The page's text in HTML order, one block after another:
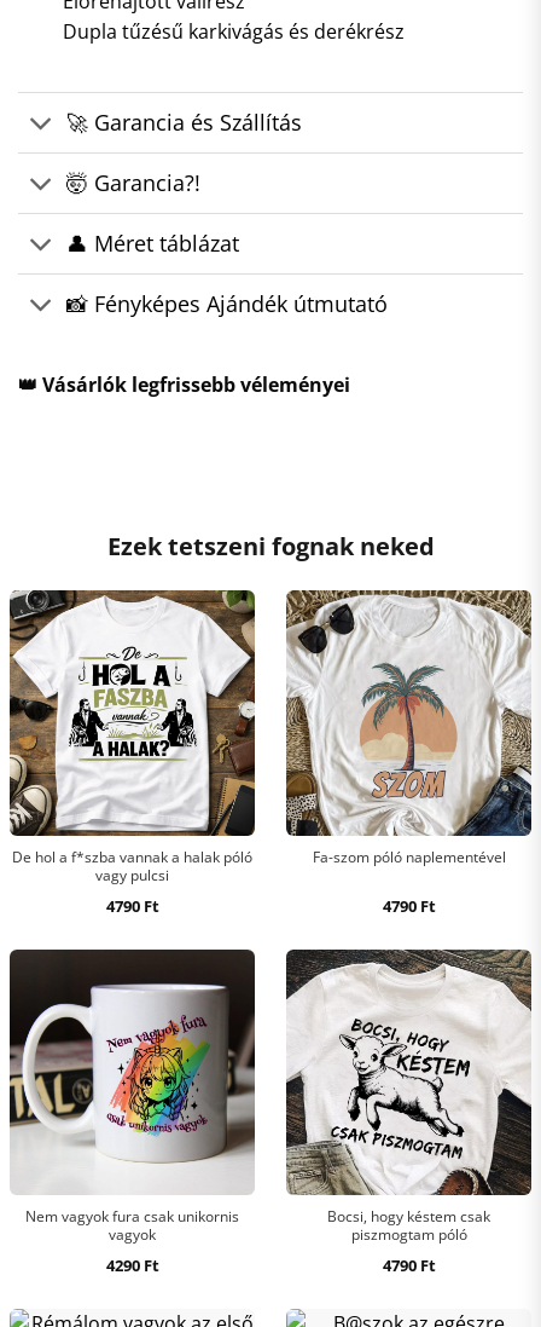
Dupla tűzésű karkivágás és derékrész
🚀 Garancia és Szállítás
🤯 Garancia?!
👤 Méret táblázat
📸 Fényképes Ajándék útmutató
👑 Vásárlók legfrissebb véleményei
Ezek tetszeni fognak neked
De hol a f*szba vannak a halak póló
vagy pulcsi
4790 Ft
Fa-szom póló naplementével
4790 Ft
Nem vagyok fura csak unikornis
vagyok
4290 Ft
Bocsi, hogy késtem csak
piszmogtam póló
4790 Ft